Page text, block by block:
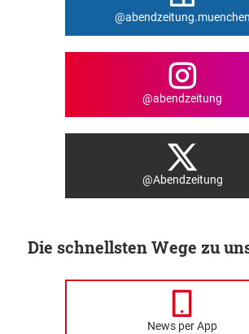
@abendzeitung.muenchen
@abendzeitung
@Abendzeitung
Die schnellsten Wege zu
News per App